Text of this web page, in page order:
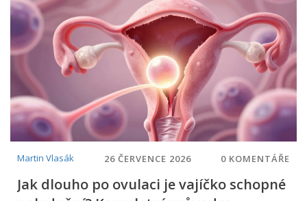
Martin Vlasák 26 ČERVENCE 2026 0 KOMENTÁŘE
Jak dlouho po ovulaci je vajíčko schopné